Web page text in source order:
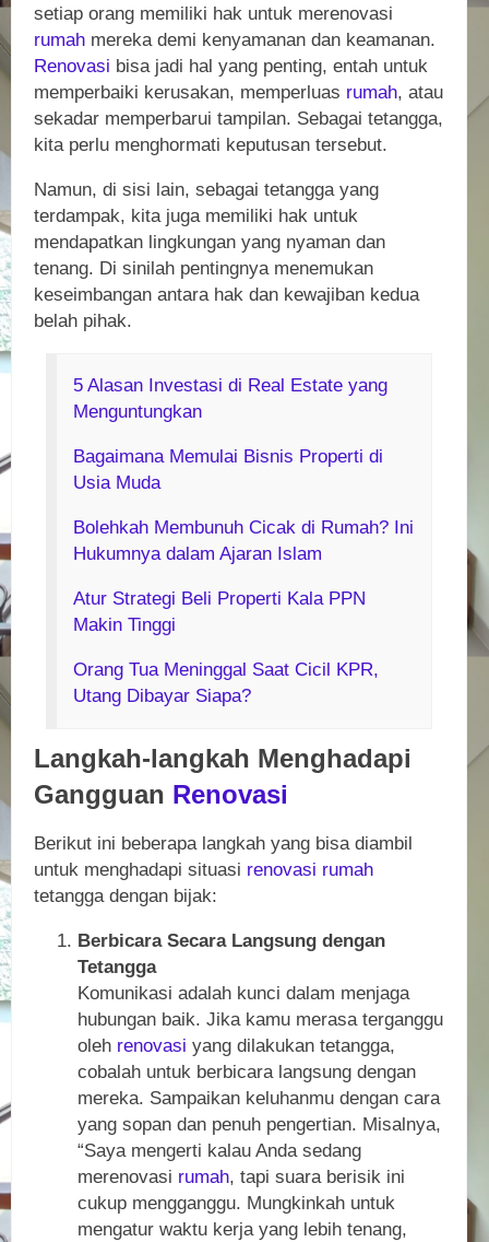
setiap orang memiliki hak untuk merenovasi
rumah mereka demi kenyamanan dan keamanan.
Renovasi bisa jadi hal yang penting, entah untuk
memperbaiki kerusakan, memperluas rumah, atau
sekadar memperbarui tampilan. Sebagai tetangga,
kita perlu menghormati keputusan tersebut.
Namun, di sisi lain, sebagai tetangga yang
terdampak, kita juga memiliki hak untuk
mendapatkan lingkungan yang nyaman dan
tenang. Di sinilah pentingnya menemukan
keseimbangan antara hak dan kewajiban kedua
belah pihak.
5 Alasan Investasi di Real Estate yang
Menguntungkan
Bagaimana Memulai Bisnis Properti di
Usia Muda
Bolehkah Membunuh Cicak di Rumah? Ini
Hukumnya dalam Ajaran Islam
Atur Strategi Beli Properti Kala PPN
Makin Tinggi
Orang Tua Meninggal Saat Cicil KPR,
Utang Dibayar Siapa?
Langkah-langkah Menghadapi
Gangguan Renovasi
Berikut ini beberapa langkah yang bisa diambil
untuk menghadapi situasi renovasi rumah
tetangga dengan bijak:
Berbicara Secara Langsung dengan
Tetangga
Komunikasi adalah kunci dalam menjaga
hubungan baik. Jika kamu merasa terganggu
oleh renovasi yang dilakukan tetangga,
cobalah untuk berbicara langsung dengan
mereka. Sampaikan keluhanmu dengan cara
yang sopan dan penuh pengertian. Misalnya,
“Saya mengerti kalau Anda sedang
merenovasi rumah, tapi suara berisik ini
cukup mengganggu. Mungkinkah untuk
mengatur waktu kerja yang lebih tenang,